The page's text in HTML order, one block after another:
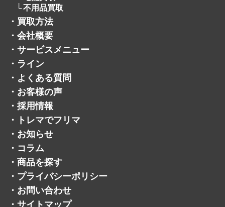
サービスメニュー
・ ライン
・ よくある質問
・ お客様の声
・ 採用情報
・
トレマでフリマ
・ お知らせ
・ コラム
・ 商品を探す
・ プライバシーポリシー
・ お問い合わせ
・ サイトマップ
・ 公式ジモティーアカウント
・ 公式メルカリショップ
・ 公式ヤフオクアカウント